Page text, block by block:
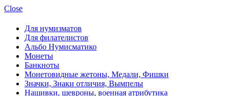
Close
Для нумизматов
Для филателистов
Альбо Нумисматико
Монеты
Банкноты
Монетовидные жетоны, Медали, Фишки
Значки, Знаки отличия, Вымпелы
Нашивки, шевроны, военная атрибутика